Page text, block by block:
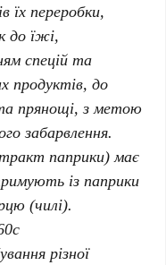
їх переробки,
до їжі,
спецій та
продуктів, до
прянощі, з метою
забарвлення.
паприки) має
із паприки
(чилі).
різної